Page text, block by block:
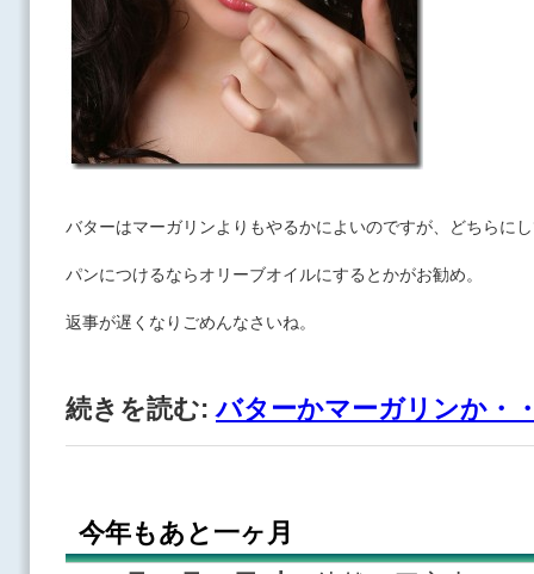
バターはマーガリンよりもやるかによいのですが、どちらに
パンにつけるならオリーブオイルにするとかがお勧め。
返事が遅くなりごめんなさいね。
続きを読む:バターかマーガリンか・
今年もあと一ヶ月